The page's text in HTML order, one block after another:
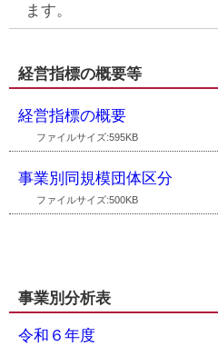
ます。
経営指標の概要等
経営指標の概要
ファイルサイズ:595KB
事業別同規模団体区分
ファイルサイズ:500KB
事業別分析表
令和６年度